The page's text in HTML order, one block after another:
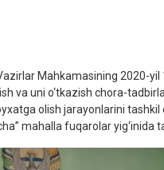
Mahkamasining 2020-
va uni o‘tkazish chora-
olish jarayonlarini
mahalla fuqarolar yig‘inida